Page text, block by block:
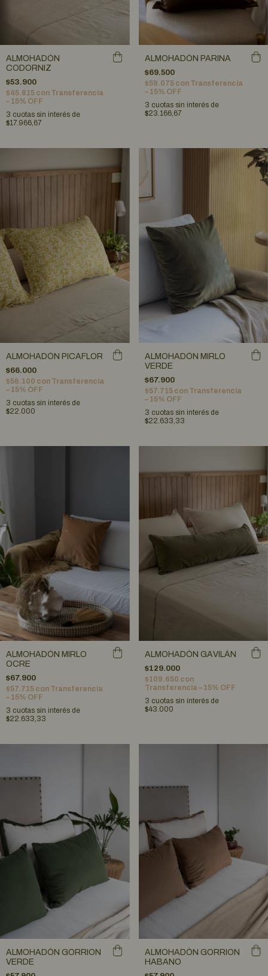
ALMOHADÓN
CODORNIZ
$53.900
$45.815 con Transferencia
– 15% OFF
3 cuotas sin interés de
$17.966,67
ALMOHADÓN PARINA
$69.500
$59.075 con Transferencia
– 15% OFF
3 cuotas sin interés de
$23.166,67
ALMOHADÓN PICAFLOR
$66.000
$56.100 con Transferencia
– 15% OFF
3 cuotas sin interés de
$22.000
ALMOHADÓN MIRLO
VERDE
$67.900
$57.715 con Transferencia
– 15% OFF
3 cuotas sin interés de
$22.633,33
ALMOHADÓN MIRLO
OCRE
$67.900
$57.715 con Transferencia
– 15% OFF
3 cuotas sin interés de
$22.633,33
ALMOHADÓN GAVILÁN
$129.000
$109.650 con
Transferencia – 15% OFF
3 cuotas sin interés de
$43.000
ALMOHADÓN GORRION
VERDE
ALMOHADÓN GORRION
HABANO